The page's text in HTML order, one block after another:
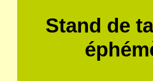
Stand de